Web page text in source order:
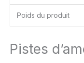
Poids du produit
Pistes